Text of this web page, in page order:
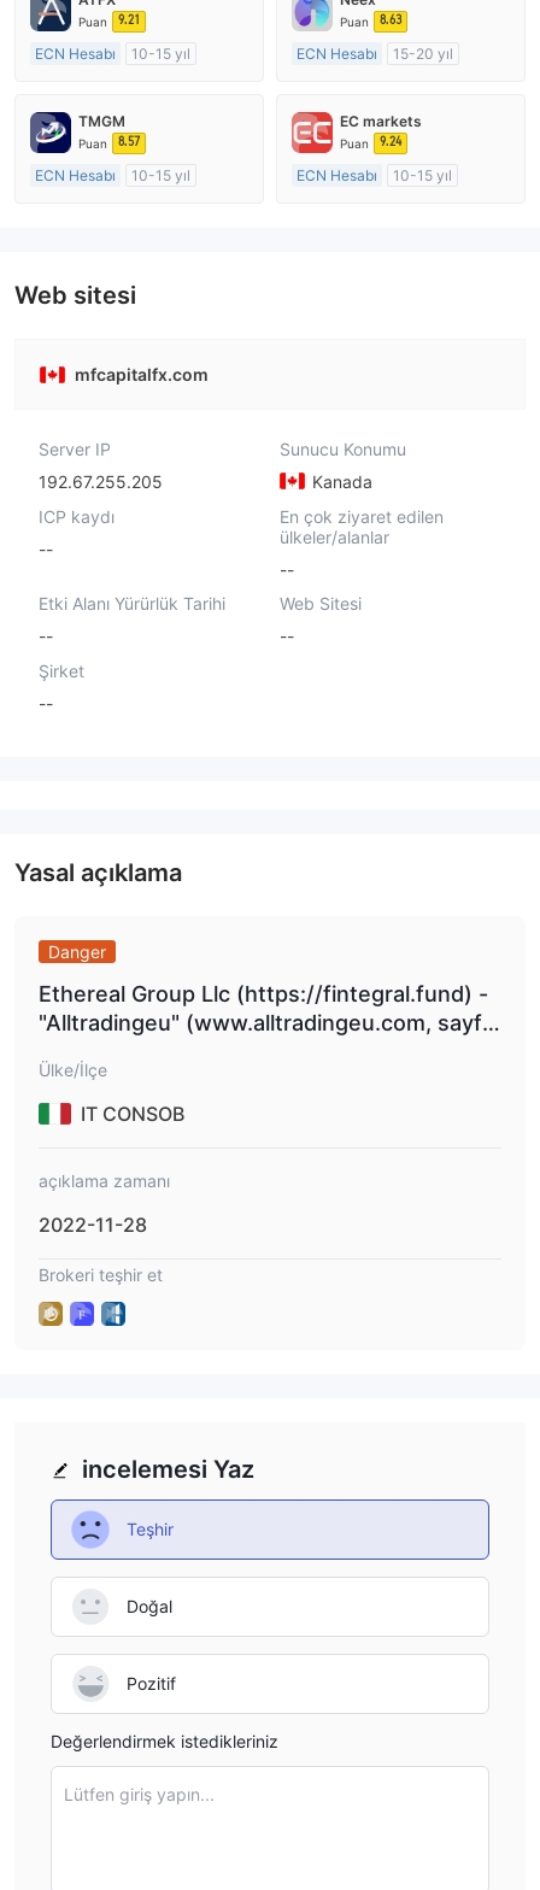
Puan 9.21
ECN Hesabı
10-15 yıl
Pazar Yapıcılık (MM)
MT4 Tam Lisans
Puan 8.63
ECN Hesabı
15-20 yıl
Pazar Yapıcılık (MM)
MT4 Tam Lisans
TMGM
Puan 8.57
ECN Hesabı
10-15 yıl
EC markets
Puan 9.24
ECN Hesabı
10-15 yıl
Web sitesi
mfcapitalfx.com
Server IP
192.67.255.205
Sunucu Konumu
Kanada
ICP kaydı
--
En çok ziyaret edilen
ülkeler/alanlar
--
Etki Alanı Yürürlük Tarihi
--
Web Sitesi
--
Şirket
--
Yasal açıklama
Danger
Ethereal Group Llc (https://fintegral.fund) -
"Alltradingeu" (www.alltradingeu.com, sayfa
pitalFX Cyprus Ltd (https://financecapitalfx.
com, sayfalar https://client.financecapitalfx.
ayfa https://client.mfcapitalfx.com)
Ülke/İlçe
IT CONSOB
açıklama zamanı
2022-11-28
Brokeri teşhir et
incelemesi Yaz
Teşhir
Doğal
Pozitif
Değerlendirmek istedikleriniz
Lütfen giriş yapın...